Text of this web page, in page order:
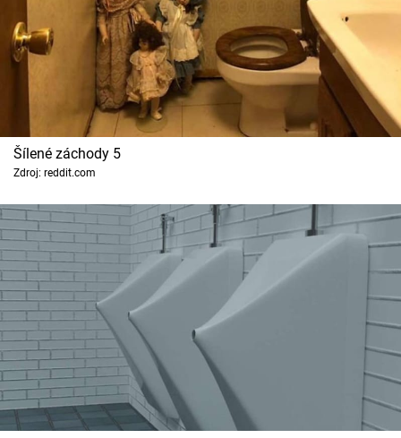
Šílené záchody 5
Zdroj: reddit.com